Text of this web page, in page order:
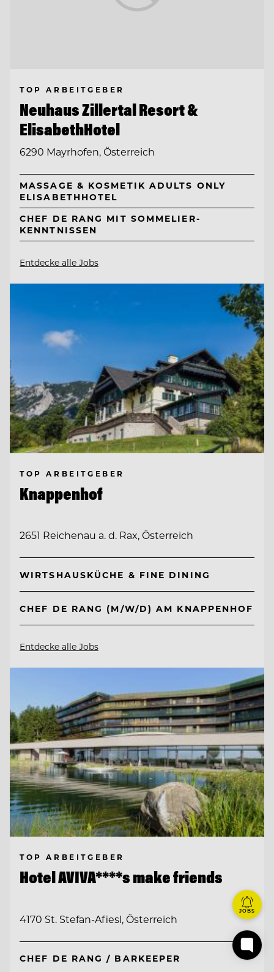
TOP ARBEITGEBER
Neuhaus Zillertal Resort &
ElisabethHotel
6290 Mayrhofen, Österreich
MASSAGE & KOSMETIK ADULTS ONLY
ELISABETHHOTEL
CHEF DE RANG MIT SOMMELIER-
KENNTNISSEN
Entdecke alle Jobs
TOP ARBEITGEBER
Knappenhof
2651 Reichenau a. d. Rax, Österreich
WIRTSHAUSKÜCHE & FINE DINING
CHEF DE RANG (M/W/D) AM KNAPPENHOF
Entdecke alle Jobs
TOP ARBEITGEBER
Hotel AVIVA****s make friends
4170 St. Stefan-Afiesl, Österreich
CHEF DE RANG / BARKEEPER
JOBS